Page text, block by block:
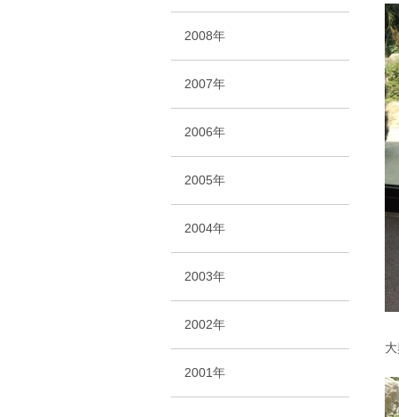
2008年
2007年
2006年
2005年
2004年
2003年
2002年
2001年